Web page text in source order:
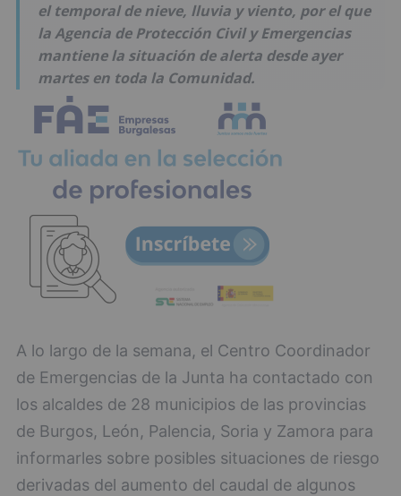
el temporal de nieve, lluvia y viento, por el que
la Agencia de Protección Civil y Emergencias
mantiene la situación de alerta desde ayer
martes en toda la Comunidad.
A lo largo de la semana, el Centro Coordinador
de Emergencias de la Junta ha contactado con
los alcaldes de 28 municipios de las provincias
de Burgos, León, Palencia, Soria y Zamora para
informarles sobre posibles situaciones de riesgo
derivadas del aumento del caudal de algunos